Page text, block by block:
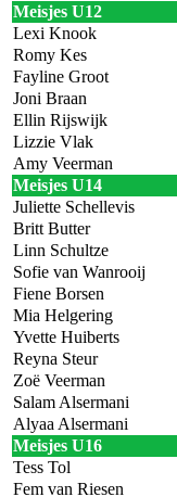
Meisjes U12
Lexi Knook
Romy Kes
Fayline Groot
Joni Braan
Ellin Rijswijk
Lizzie Vlak
Amy Veerman
Meisjes U14
Juliette Schellevis
Britt Butter
Linn Schultze
Sofie van Wanrooij
Fiene Borsen
Mia Helgering
Yvette Huiberts
Reyna Steur
Zoë Veerman
Salam Alsermani
Alyaa Alsermani
Meisjes U16
Tess Tol
Fem van Riesen